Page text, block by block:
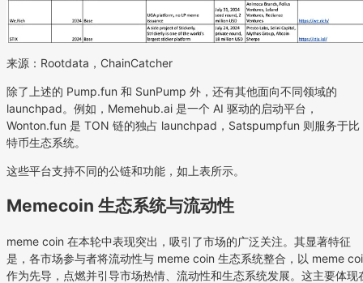
来源：Rootdata，ChainCatcher
除了上述的 Pump.fun 和 SunPump 外，还有其他面向不同领域的
launchpad。例如，Memehub.ai 是一个 AI 驱动的启动平台，
Wonton.fun 是 TON 链的独占 launchpad，Satspumpfun 则服务于比
特币生态系统。
这些平台支持不同的公链和功能，如上表所示。
Memecoin 生态系统与流动性
meme coin 在本轮中表现突出，吸引了市场的广泛关注。其显著特征
是，各市场参与者将流动性与 meme coin 生态系统整合，以 meme
作为先导，点燃并引导市场热情、流动性和生态系统发展。这主要体现